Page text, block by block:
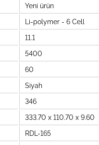
Yeni ürün
Li-polymer - 6 Cell
11.1
5400
60
Siyah
346
333.70 x 110.70 x 9.60
RDL-165